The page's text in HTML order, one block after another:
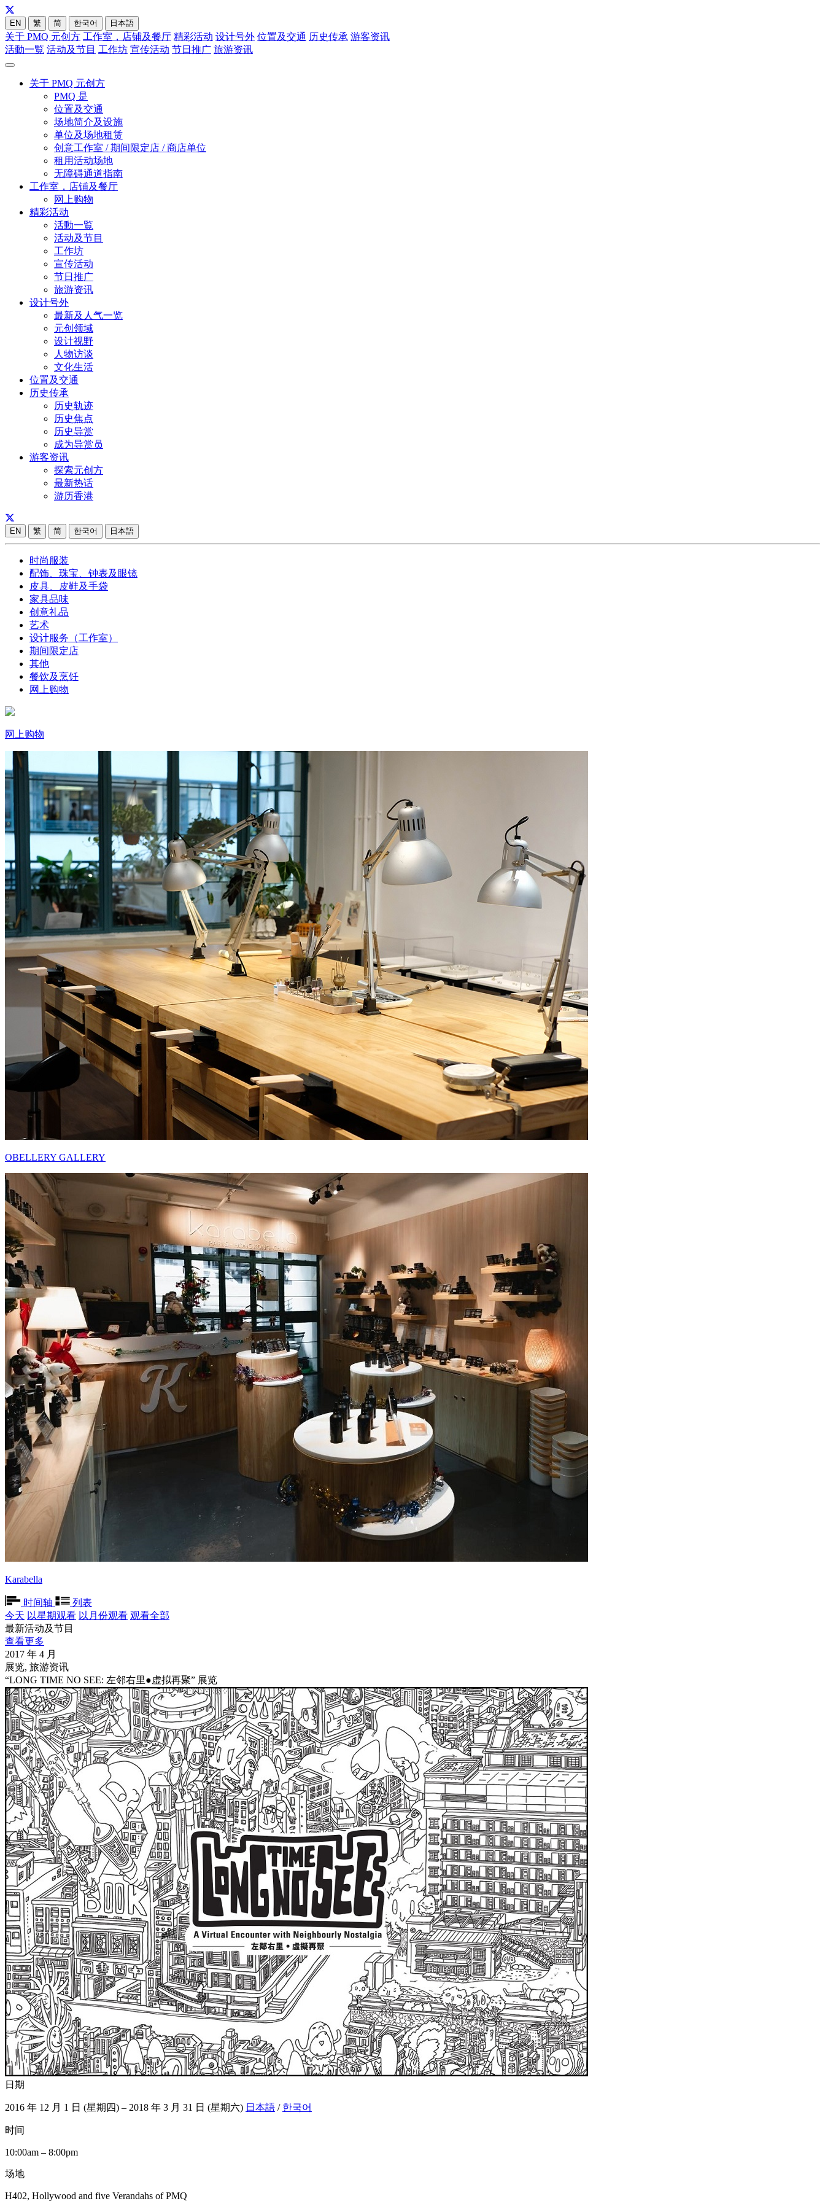
EN 繁 简 한국어 日本語
关于 PMQ 元创方 工作室，店铺及餐厅 精彩活动 设计号外 位置及交通 历史传承 游客资讯
活動一覧 活动及节目 工作坊 宣传活动 节日推广 旅游资讯
关于 PMQ 元创方
PMQ 是
位置及交通
场地简介及设施
单位及场地租赁
创意工作室 / 期间限定店 / 商店单位
租用活动场地
无障碍通道指南
工作室，店铺及餐厅
网上购物
精彩活动
活動一覧
活动及节目
工作坊
宣传活动
节日推广
旅游资讯
设计号外
最新及人气一览
元创领域
设计视野
人物访谈
文化生活
位置及交通
历史传承
历史轨迹
历史焦点
历史导赏
成为导赏员
游客资讯
探索元创方
最新热话
游历香港
EN 繁 简 한국어 日本語
时尚服装
配饰、珠宝、钟表及眼镜
皮具、皮鞋及手袋
家具品味
创意礼品
艺术
设计服务（工作室）
期间限定店
其他
餐饮及烹饪
网上购物
网上购物
OBELLERY GALLERY
Karabella
时间轴
列表
今天 以星期观看 以月份观看 观看全部
最新活动及节目
查看更多
2017 年 4 月
展览, 旅游资讯
“LONG TIME NO SEE: 左邻右里●虚拟再聚” 展览
日期
2016 年 12 月 1 日 (星期四) – 2018 年 3 月 31 日 (星期六) 日本語 / 한국어
时间
10:00am – 8:00pm
场地
H402, Hollywood and five Verandahs of PMQ